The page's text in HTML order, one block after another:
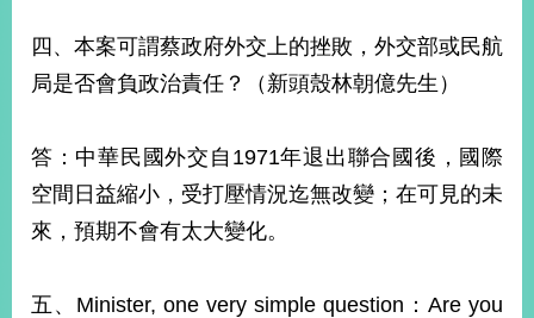
四、本案可謂蔡政府外交上的挫敗，外交部或民航
局是否會負政治責任？（新頭殼林朝億先生）
答：中華民國外交自1971年退出聯合國後，國際
空間日益縮小，受打壓情況迄無改變；在可見的未
來，預期不會有太大變化。
五、Minister, one very simple question：Are you